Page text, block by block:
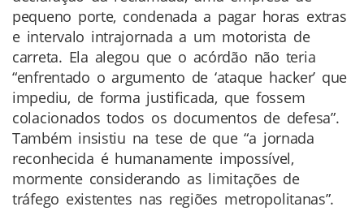
pequeno porte, condenada a pagar horas extras
e intervalo intrajornada a um motorista de
carreta. Ela alegou que o acórdão não teria
“enfrentado o argumento de ‘ataque hacker’ que
impediu, de forma justificada, que fossem
colacionados todos os documentos de defesa”.
Também insistiu na tese de que “a jornada
reconhecida é humanamente impossível,
mormente considerando as limitações de
tráfego existentes nas regiões metropolitanas”.